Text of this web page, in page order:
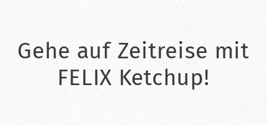
Gehe auf Zeitreise mit
FELIX Ketchup!